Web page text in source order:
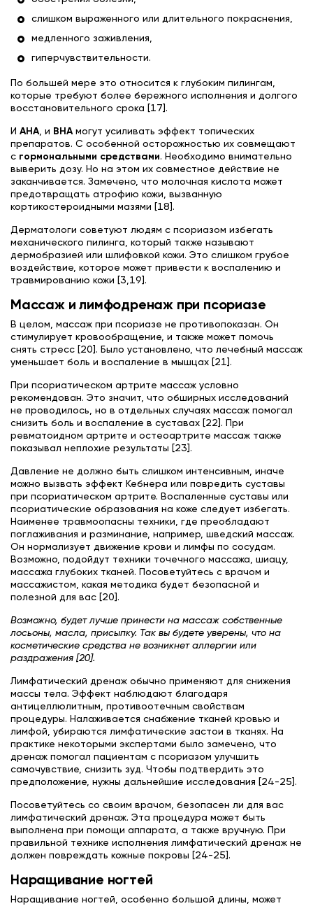
слишком выраженного или длительного покраснения,
медленного заживления,
гиперчувствительности.
По большей мере это относится к глубоким пилингам,
которые требуют более бережного исполнения и долгого
восстановительного срока [17].
И AHA , и BHA могут усиливать эффект топических
препаратов. С особенной осторожностью их совмещают
с гормональными средствами. Необходимо внимательно
выверить дозу. Но на этом их совместное действие не
заканчивается. Замечено, что молочная кислота может
предотвращать атрофию кожи, вызванную
кортикостероидными мазями [18].
Дерматологи советуют людям с псориазом избегать
механического пилинга, который также называют
дермобразией или шлифовкой кожи. Это слишком грубое
воздействие, которое может привести к воспалению и
травмированию кожи [3,19].
Массаж и лимфодренаж при псориазе
В целом, массаж при псориазе не противопоказан. Он
стимулирует кровообращение, и также может помочь
снять стресс [20]. Было установлено, что лечебный массаж
уменьшает боль и воспаление в мышцах [21].
При псориатическом артрите массаж условно
рекомендован. Это значит, что обширных исследований
не проводилось, но в отдельных случаях массаж помогал
снизить боль и воспаление в суставах [22]. При
ревматоидном артрите и остеоартрите массаж также
показывал неплохие результаты [23].
Давление не должно быть слишком интенсивным, иначе
можно вызвать эффект Кебнера или повредить суставы
при псориатическом артрите. Воспаленные суставы или
псориатические образования на коже следует избегать.
Наименее травмоопасны техники, где преобладают
поглаживания и разминание, например, шведский массаж.
Он нормализует движение крови и лимфы по сосудам.
Возможно, подойдут техники точечного массажа, шиацу,
массажа глубоких тканей. Посоветуйтесь с врачом и
массажистом, какая методика будет безопасной и
полезной для вас [20].
Возможно, будет лучше принести на массаж собственные
лосьоны, масла, присыпку. Так вы будете уверены, что на
косметические средства не возникнет аллергии или
раздражения [20].
Лимфатический дренаж обычно применяют для снижения
массы тела. Эффект наблюдают благодаря
антицеллюлитным, противоотечным свойствам
процедуры. Налаживается снабжение тканей кровью и
лимфой, убираются лимфатические застои в тканях. На
практике некоторыми экспертами было замечено, что
дренаж помогал пациентам с псориазом улучшить
самочувствие, снизить зуд. Чтобы подтвердить это
предположение, нужны дальнейшие исследования [24-25].
Посоветуйтесь со своим врачом, безопасен ли для вас
лимфатический дренаж. Эта процедура может быть
выполнена при помощи аппарата, а также вручную. При
правильной технике исполнения лимфатический дренаж не
должен повреждать кожные покровы [24-25].
Наращивание ногтей
Наращивание ногтей, особенно большой длины, может